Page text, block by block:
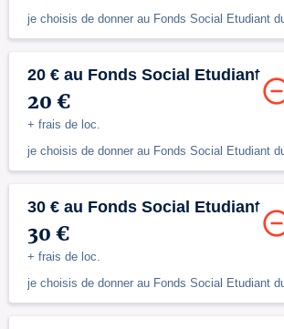
je choisis de donner au Fonds Social Etudiant
20 € au Fonds Social Etudiant
20 €
+ frais de loc.
je choisis de donner au Fonds Social Etudiant
30 € au Fonds Social Etudiant
30 €
+ frais de loc.
je choisis de donner au Fonds Social Etudiant